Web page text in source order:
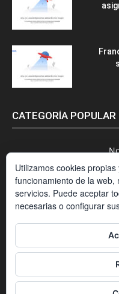
CATEGORÍA POPULAR
Utilizamos cookies
funcionamiento de la
servicios. Puede aceptar
necesarias o configurar